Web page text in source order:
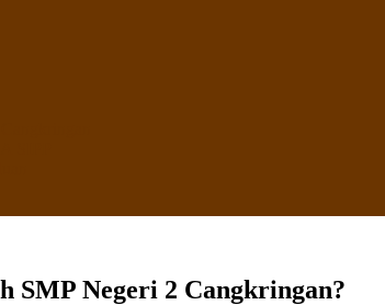
SMP Negeri 2 Cangkringan?